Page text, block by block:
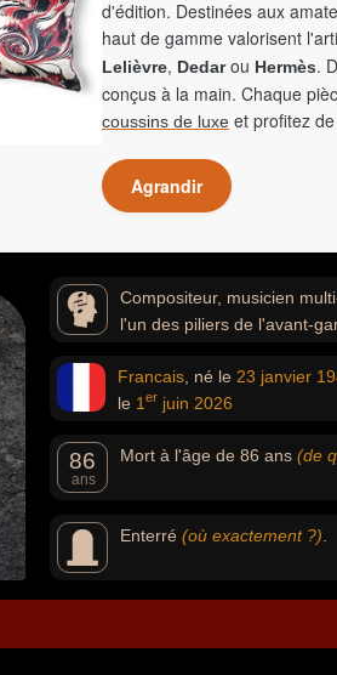
d'édition. Destinées aux
haut de gamme valorisent
Lelièvre, Dedarou Hermès.
conçus à la main. Chaque
coussins de luxe et profitez
Agrandir
Compositeur, musicien
l'un des piliers de l'avant-
fusionnelle avec Brigitte Fontaine,
1970. Compositeur moderne, il a
pour les films de Jacques Doillon.
orientales que la guitare et le
influence traverse les générations,
Francais , né le 23 janvier
le 1 er juin 2026
86
ans
Mort à l'âge de 86 ans (de
Enterré (où exactement ?)